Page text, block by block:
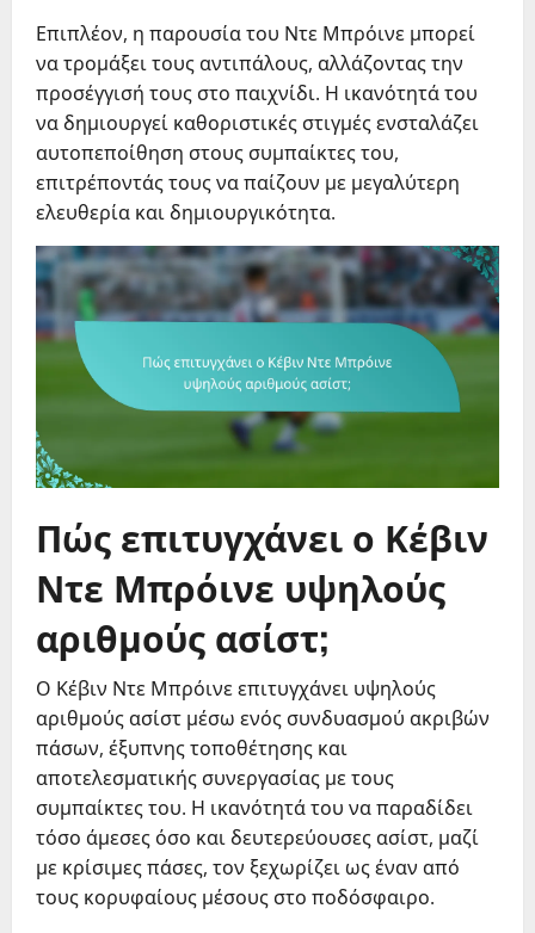
Επιπλέον, η παρουσία του Ντε Μπρόινε μπορεί
να τρομάξει τους αντιπάλους, αλλάζοντας την
προσέγγισή τους στο παιχνίδι. Η ικανότητά του
να δημιουργεί καθοριστικές στιγμές ενσταλάζει
αυτοπεποίθηση στους συμπαίκτες του,
επιτρέποντάς τους να παίζουν με μεγαλύτερη
ελευθερία και δημιουργικότητα.
Πώς επιτυγχάνει ο Κέβιν
Ντε Μπρόινε υψηλούς
αριθμούς ασίστ;
Ο Κέβιν Ντε Μπρόινε επιτυγχάνει υψηλούς
αριθμούς ασίστ μέσω ενός συνδυασμού ακριβών
πάσων, έξυπνης τοποθέτησης και
αποτελεσματικής συνεργασίας με τους
συμπαίκτες του. Η ικανότητά του να παραδίδει
τόσο άμεσες όσο και δευτερεύουσες ασίστ, μαζί
με κρίσιμες πάσες, τον ξεχωρίζει ως έναν από
τους κορυφαίους μέσους στο ποδόσφαιρο.